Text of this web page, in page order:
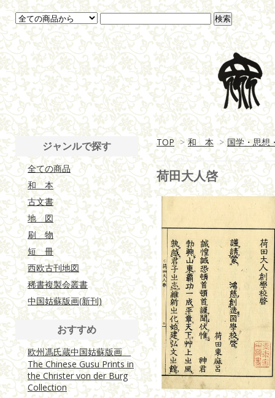
TOP > 和 本 > 国学・思想
荷田大人啓
ジャンルで探す
全ての商品
和 本
古文書
地 図
刷 物
短 冊
西欧古刊地図
稀書複製会叢書
中国姑蘇版画(新刊)
おすすめ
欧州馮氏蔵中国姑蘇版画
The Chinese Gusu Prints in
the Christer von der Burg
Collection